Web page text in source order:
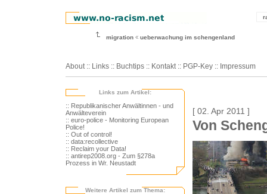
migration ueberwachung im schengenland
About :: Links :: Buchtips :: Kontakt :: PGP-Key :: Impressum
Links zum Artikel:
:: Republikanischer Anwältinnen - und
Anwälteverein
:: euro-police - Monitoring European
Police!
:: Out of control!
:: data:recollective
:: Reclaim your Data!
:: antirep2008.org - Zum §278a
Prozess in Wr. Neustadt
Weitere Artikel zum Thema:
[ 02. Apr 2011 ]
Von